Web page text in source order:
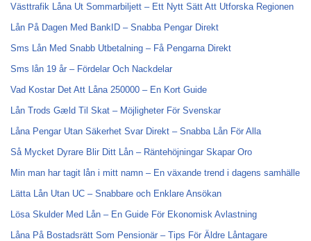
Västtrafik Låna Ut Sommarbiljett – Ett Nytt Sätt Att Utforska Regionen
Lån På Dagen Med BankID – Snabba Pengar Direkt
Sms Lån Med Snabb Utbetalning – Få Pengarna Direkt
Sms lån 19 år – Fördelar Och Nackdelar
Vad Kostar Det Att Låna 250000 – En Kort Guide
Lån Trods Gæld Til Skat – Möjligheter För Svenskar
Låna Pengar Utan Säkerhet Svar Direkt – Snabba Lån För Alla
Så Mycket Dyrare Blir Ditt Lån – Räntehöjningar Skapar Oro
Min man har tagit lån i mitt namn – En växande trend i dagens samhälle
Lätta Lån Utan UC – Snabbare och Enklare Ansökan
Lösa Skulder Med Lån – En Guide För Ekonomisk Avlastning
Låna På Bostadsrätt Som Pensionär – Tips För Äldre Låntagare